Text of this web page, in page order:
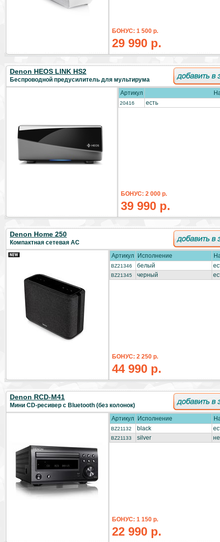
БОНУС: 1 500 р.
29 990 р.
Denon HEOS LINK HS2
Беспроводной предусилитель для мультирума
Артикул
20416 есть
БОНУС: 2 000 р.
39 990 р.
Denon Home 250
Компактная сетевая АС
Артикул
Исполнение
BZ21346 белый
BZ21345 черный
БОНУС: 2 250 р.
44 990 р.
Denon RCD-M41
Мини CD-ресивер с Bluetooth (без колонок)
Артикул
Исполнение
BZ21132 black
BZ21133 silver
БОНУС: 1 150 р.
22 990 р.